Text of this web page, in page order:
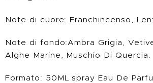
Note di cuore: Franchincenso,
Note di fondo:Ambra Grigia,
Alghe Marine, Muschio Di Quercia.
Formato: 50ML spray Eau De